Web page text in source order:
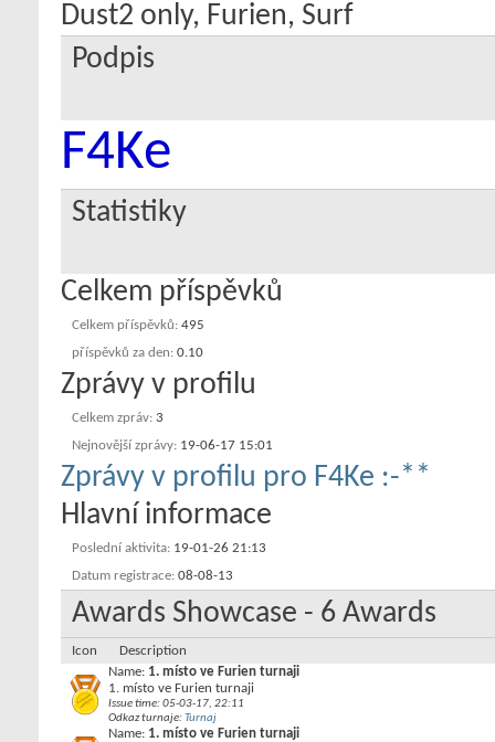
Dust2 only, Furien, Surf
Podpis
F4Ke
Statistiky
Celkem příspěvků
Celkem příspěvků 495
příspěvků za den 0.10
Zprávy v profilu
Celkem zpráv 3
Nejnovější zprávy 19-06-17 15:01
Zprávy v profilu pro F4Ke :-**
Hlavní informace
Poslední aktivita 19-01-26 21:13
Datum registrace 08-08-13
Awards Showcase - 6 Awards
Icon
Description
Name: 1. místo ve Furien turnaji
1. místo ve Furien turnaji
Issue time: 05-03-17, 22:11
Odkaz turnaje: Turnaj
Name: 1. místo ve Furien turnaji